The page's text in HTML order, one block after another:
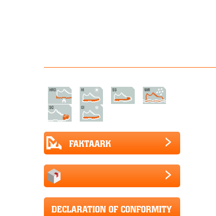
FAKTAARK
DECLARATION OF CONFORMITY